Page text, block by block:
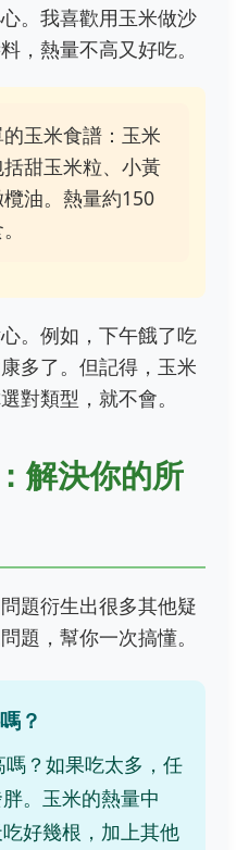
。我喜歡用玉米做沙
，熱量不高又好吃。
玉米食譜：玉米
甜玉米粒、小黃
油。熱量約150
。例如，下午餓了吃
多了。但記得，玉米
對類型，就不會。
解決你的所
題衍生出很多其他疑
題，幫你一次搞懂。
？
？如果吃太多，任
。玉米的熱量中
好幾根，加上其他